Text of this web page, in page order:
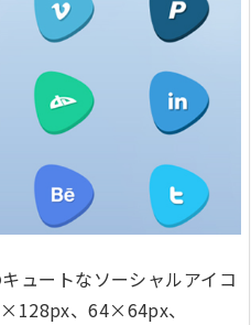
ュートなソーシャルアイコ
、64×64px、